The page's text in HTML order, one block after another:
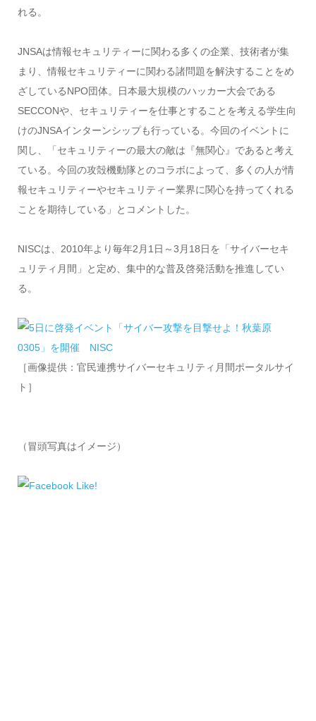
れる。
JNSAは情報セキュリティーに関わる多くの企業、技術者が集
まり、情報セキュリティーに関わる諸問題を解決することをめ
ざしているNPO団体。日本最大規模のハッカー大会である
SECCONや、セキュリティーを仕事とすることを考える学生向
けのJNSAインターンシップも行っている。今回のイベントに
関し、「セキュリティーの最大の敵は『無関心』であると考え
ている。今回の攻殻機動隊とのコラボによって、多くの人が情
報セキュリティーやセキュリティー業界に関心を持ってくれる
ことを期待している」とコメントした。
NISCは、2010年より毎年2月1日～3月18日を「サイバーセキ
ュリティ月間」と定め、集中的な普及啓発活動を推進してい
る。
［画像提供：官民連携サイバーセキュリティ月間ポータルサイ
ト］
（冒頭写真はイメージ）